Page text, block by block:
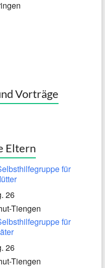
Vorträge
Eltern
für
26
Tiengen
für
26
Tiengen